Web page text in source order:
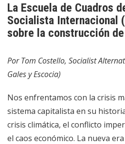
La Escuela de Cuadros
Socialista Internacional
sobre la construcción
Por Tom Costello, Socialist
Gales y Escocia)
Nos enfrentamos con la crisis
sistema capitalista en su
crisis climática, el conflicto
el caos económico. La nueva